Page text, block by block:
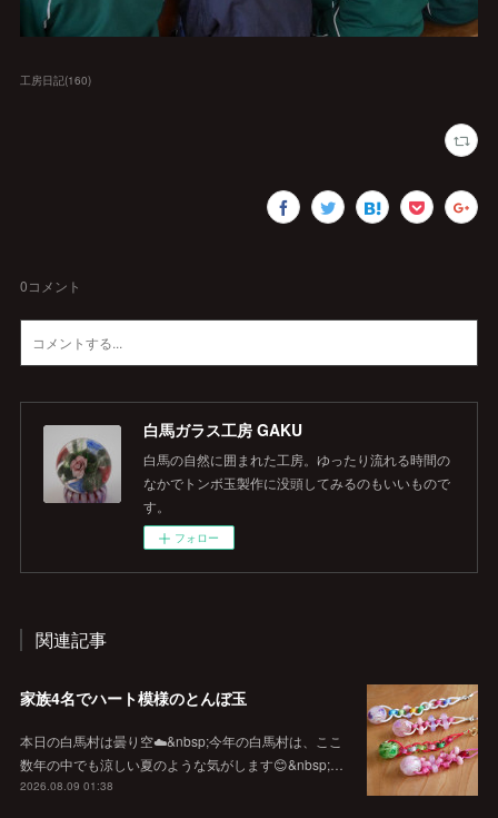
工房日記(160)
0コメント
白馬ガラス工房 GAKU
白馬の自然に囲まれた工房。ゆったり流れる時間の
なかでトンボ玉製作に没頭してみるのもいいもので
す。
フォロー
関連記事
家族4名でハート模様のとんぼ玉
本日の白馬村は曇り空☁️&nbsp;今年の白馬村は、ここ
数年の中でも涼しい夏のような気がします😊&nbsp;…
2026.08.09 01:38